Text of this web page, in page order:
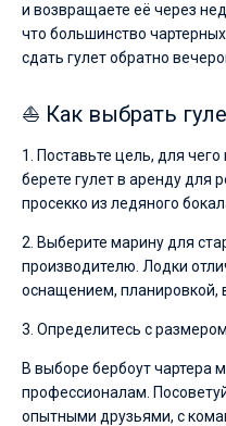
и возвращаете её через
что большинство
сдать гулет обратно
⛵ Как выбрать
1. Поставьте цель, для
берете гулет в аренду для
просекко из ледяного
2. Выберите марину для
производителю. Лодки
оснащением, планировкой,
3. Определитесь с
В выборе бербоут чартера
профессионалам.
опытными друзьями, с